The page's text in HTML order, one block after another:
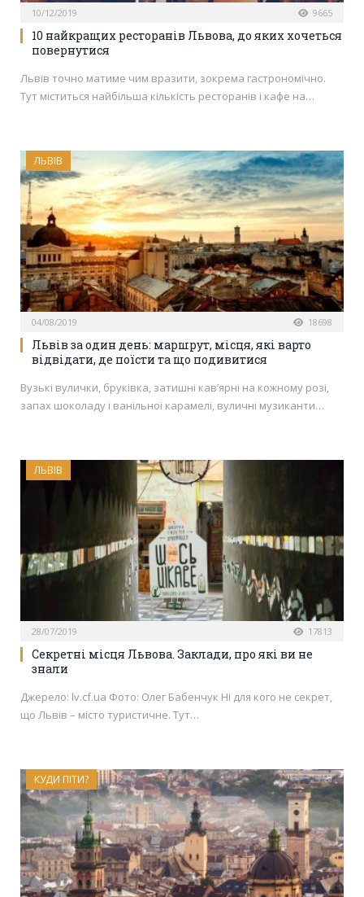
10/12/2019 9665
10 найкращих ресторанів Львова, до яких хочеться
повернутися
Львів точно матиме чим вразити, зокрема гастрономічно.
Тут міститься найбільша кількість ресторанів і кафе на…
ЛЬВІВ
04/08/2019 18698
Львів за один день: маршрут, місця, які варто
відвідати, де поїсти та що подивитися
Вузькі вулички, бруківка, затишні кав’ярні на кожному розі,
запах шоколаду і ванільної карамелі, вуличні музиканти…
ЛЬВІВ
28/07/2019 17813
Секретні місця Львова. Заклади, про які ви не
знали
Джерело: lv.cf.ua Фото: Олег Бабенчук Ні для кого не секрет,
що Львів – місто туристичне. Тут…
КУДИ ПІТИ?